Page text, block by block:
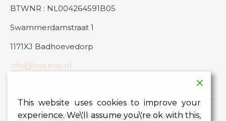
BTWNR : NL004264591B05
Swammerdamstraat 1
1171XJ Badhoevedorp
info@noenoo.nl
Copyright - 2026 © Noenoo All Rights Reserved
This website uses cookies to improve your
experience. We\'ll assume you\'re ok with this,